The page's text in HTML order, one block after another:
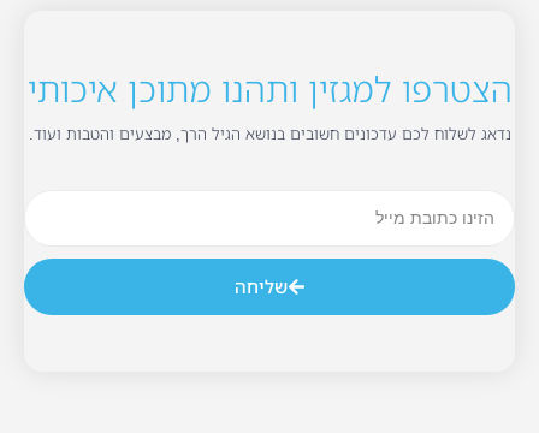
הצטרפו למגזין ותהנו מתוכן איכותי
נדאג לשלוח לכם עדכונים חשובים בנושא הגיל הרך, מבצעים והטבות ועוד.
שליחה